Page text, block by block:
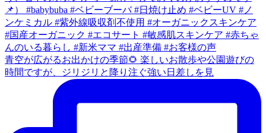
青空が広がるお出かけの季節🌻 楽しいお散歩や公園遊びの
時間ですが、ジリジリと降り注ぐ強い日差しを見